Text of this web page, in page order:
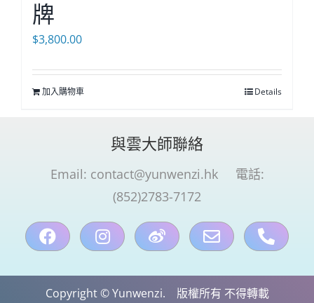
牌
$3,800.00
加入購物車 Details
與雲大師聯絡
Email: contact@yunwenzi.hk電話:
(852)2783-7172
Copyright © Yunwenzi. 版權所有 不得轉載